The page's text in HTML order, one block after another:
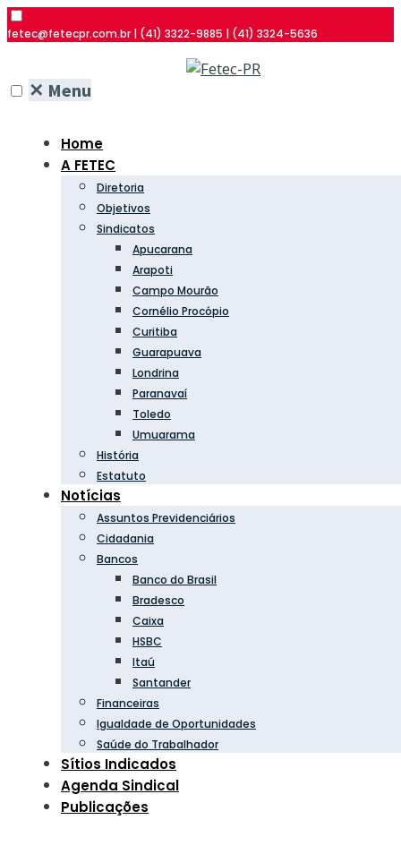
fetec@fetecpr.com.br | (41) 3322-9885 | (41) 3324-5636
✕ Menu
Home
A FETEC
Diretoria
Objetivos
Sindicatos
Apucarana
Arapoti
Campo Mourão
Cornélio Procópio
Curitiba
Guarapuava
Londrina
Paranavaí
Toledo
Umuarama
História
Estatuto
Notícias
Assuntos Previdenciários
Cidadania
Bancos
Banco do Brasil
Bradesco
Caixa
HSBC
Itaú
Santander
Financeiras
Igualdade de Oportunidades
Saúde do Trabalhador
Sítios Indicados
Agenda Sindical
Publicações